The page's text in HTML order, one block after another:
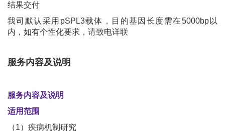
结果交付
我司默认采用pSPL3载体，目的基因长度需在5000bp以
内，如有个性化要求，请致电详联
服务内容及说明
服务内容及说明
适用范围
（1）疾病机制研究